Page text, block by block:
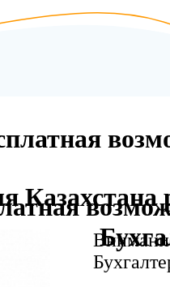
Казахстана